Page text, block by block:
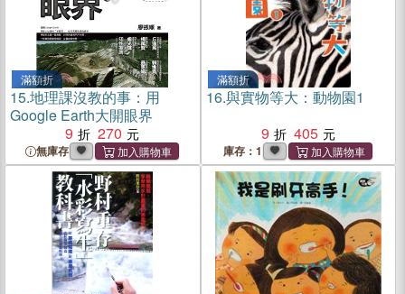
滿額折
15.地理課沒教的事：用
Google Earth大開眼界
9
270
無庫存
滿額折
16.與實物等大：動物園1
9
405
庫存：1